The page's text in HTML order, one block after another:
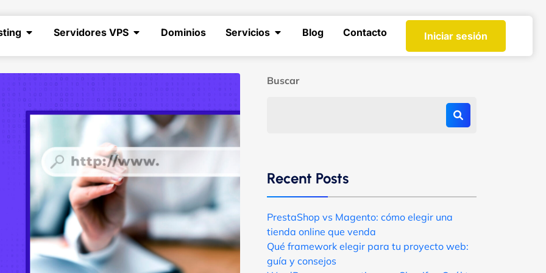
Servidores VPS Dominios Servicios Blog Contacto Iniciar sesión
Buscar
Recent Posts
PrestaShop vs Magento: cómo elegir una
tienda online que venda
Qué framework elegir para tu proyecto web:
guía y consejos